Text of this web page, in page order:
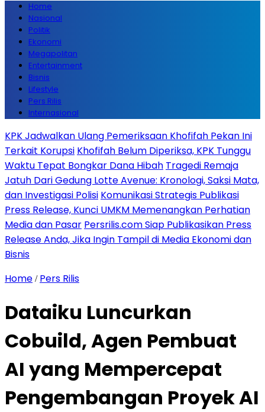
Home
Nasional
Politik
Ekonomi
Megapolitan
Entertainment
Bisnis
Lifestyle
Pers Rilis
Internasional
KPK Jadwalkan Ulang Pemeriksaan Khofifah Pekan Ini
Terkait Korupsi Khofifah Belum Diperiksa, KPK Tunggu
Waktu Tepat Bongkar Dana Hibah Tragedi Remaja
Jatuh Dari Gedung Lotte Avenue: Kronologi, Saksi Mata,
dan Investigasi Polisi Komunikasi Strategis Publikasi
Press Release, Kunci UMKM Memenangkan Perhatian
Media dan Pasar Persrilis.com Siap Publikasikan Press
Release Anda, Jika Ingin Tampil di Media Ekonomi dan
Bisnis
Home / Pers Rilis
Dataiku Luncurkan
Cobuild, Agen Pembuat
AI yang Mempercepat
Pengembangan Proyek AI